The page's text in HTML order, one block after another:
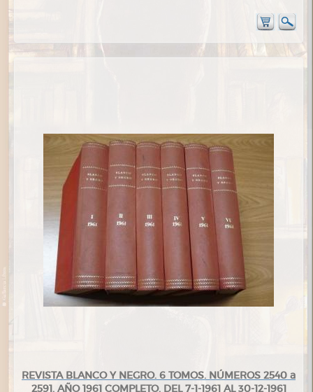
REVISTA BLANCO Y NEGRO. 6 TOMOS. NÚMEROS 2540 a
2591. AÑO 1961 COMPLETO. DEL 7-1-1961 AL 30-12-1961